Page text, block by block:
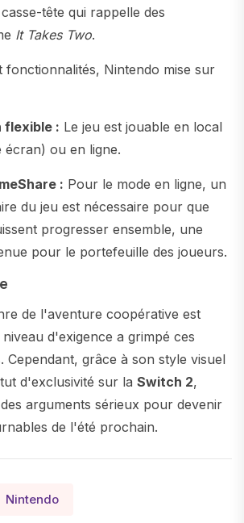
tête qui rappelle des
It Takes Two.
fonctionnalités, Nintendo mise sur
flexible : Le jeu est jouable en local
écran) ou en ligne.
: Pour le mode en ligne, un
du jeu est nécessaire pour que
progresser ensemble, une
pour le portefeuille des joueurs.
de l'aventure coopérative est
d'exigence a grimpé ces
Cependant, grâce à son style visuel
d'exclusivité sur la Switch 2,
arguments sérieux pour devenir
de l'été prochain.
Nintendo